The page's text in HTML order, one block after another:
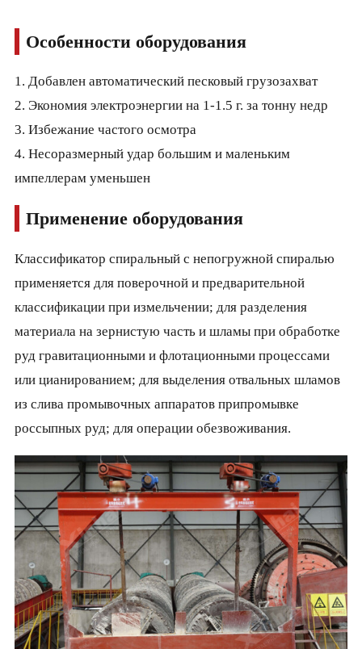
Особенности оборудования
1. Добавлен автоматический песковый грузозахват
2. Экономия электроэнергии на 1-1.5 г. за тонну недр
3. Избежание частого осмотра
4. Несоразмерный удар большим и маленьким
импеллерам уменьшен
Применение оборудования
Классификатор спиральный с непогружной спиралью
применяется для поверочной и предварительной
классификации при измельчении; для разделения
материала на зернистую часть и шламы при обработке
руд гравитационными и флотационными процессами
или цианированием; для выделения отвальных шламов
из слива промывочных аппаратов припромывке
россыпных руд; для операции обезвоживания.